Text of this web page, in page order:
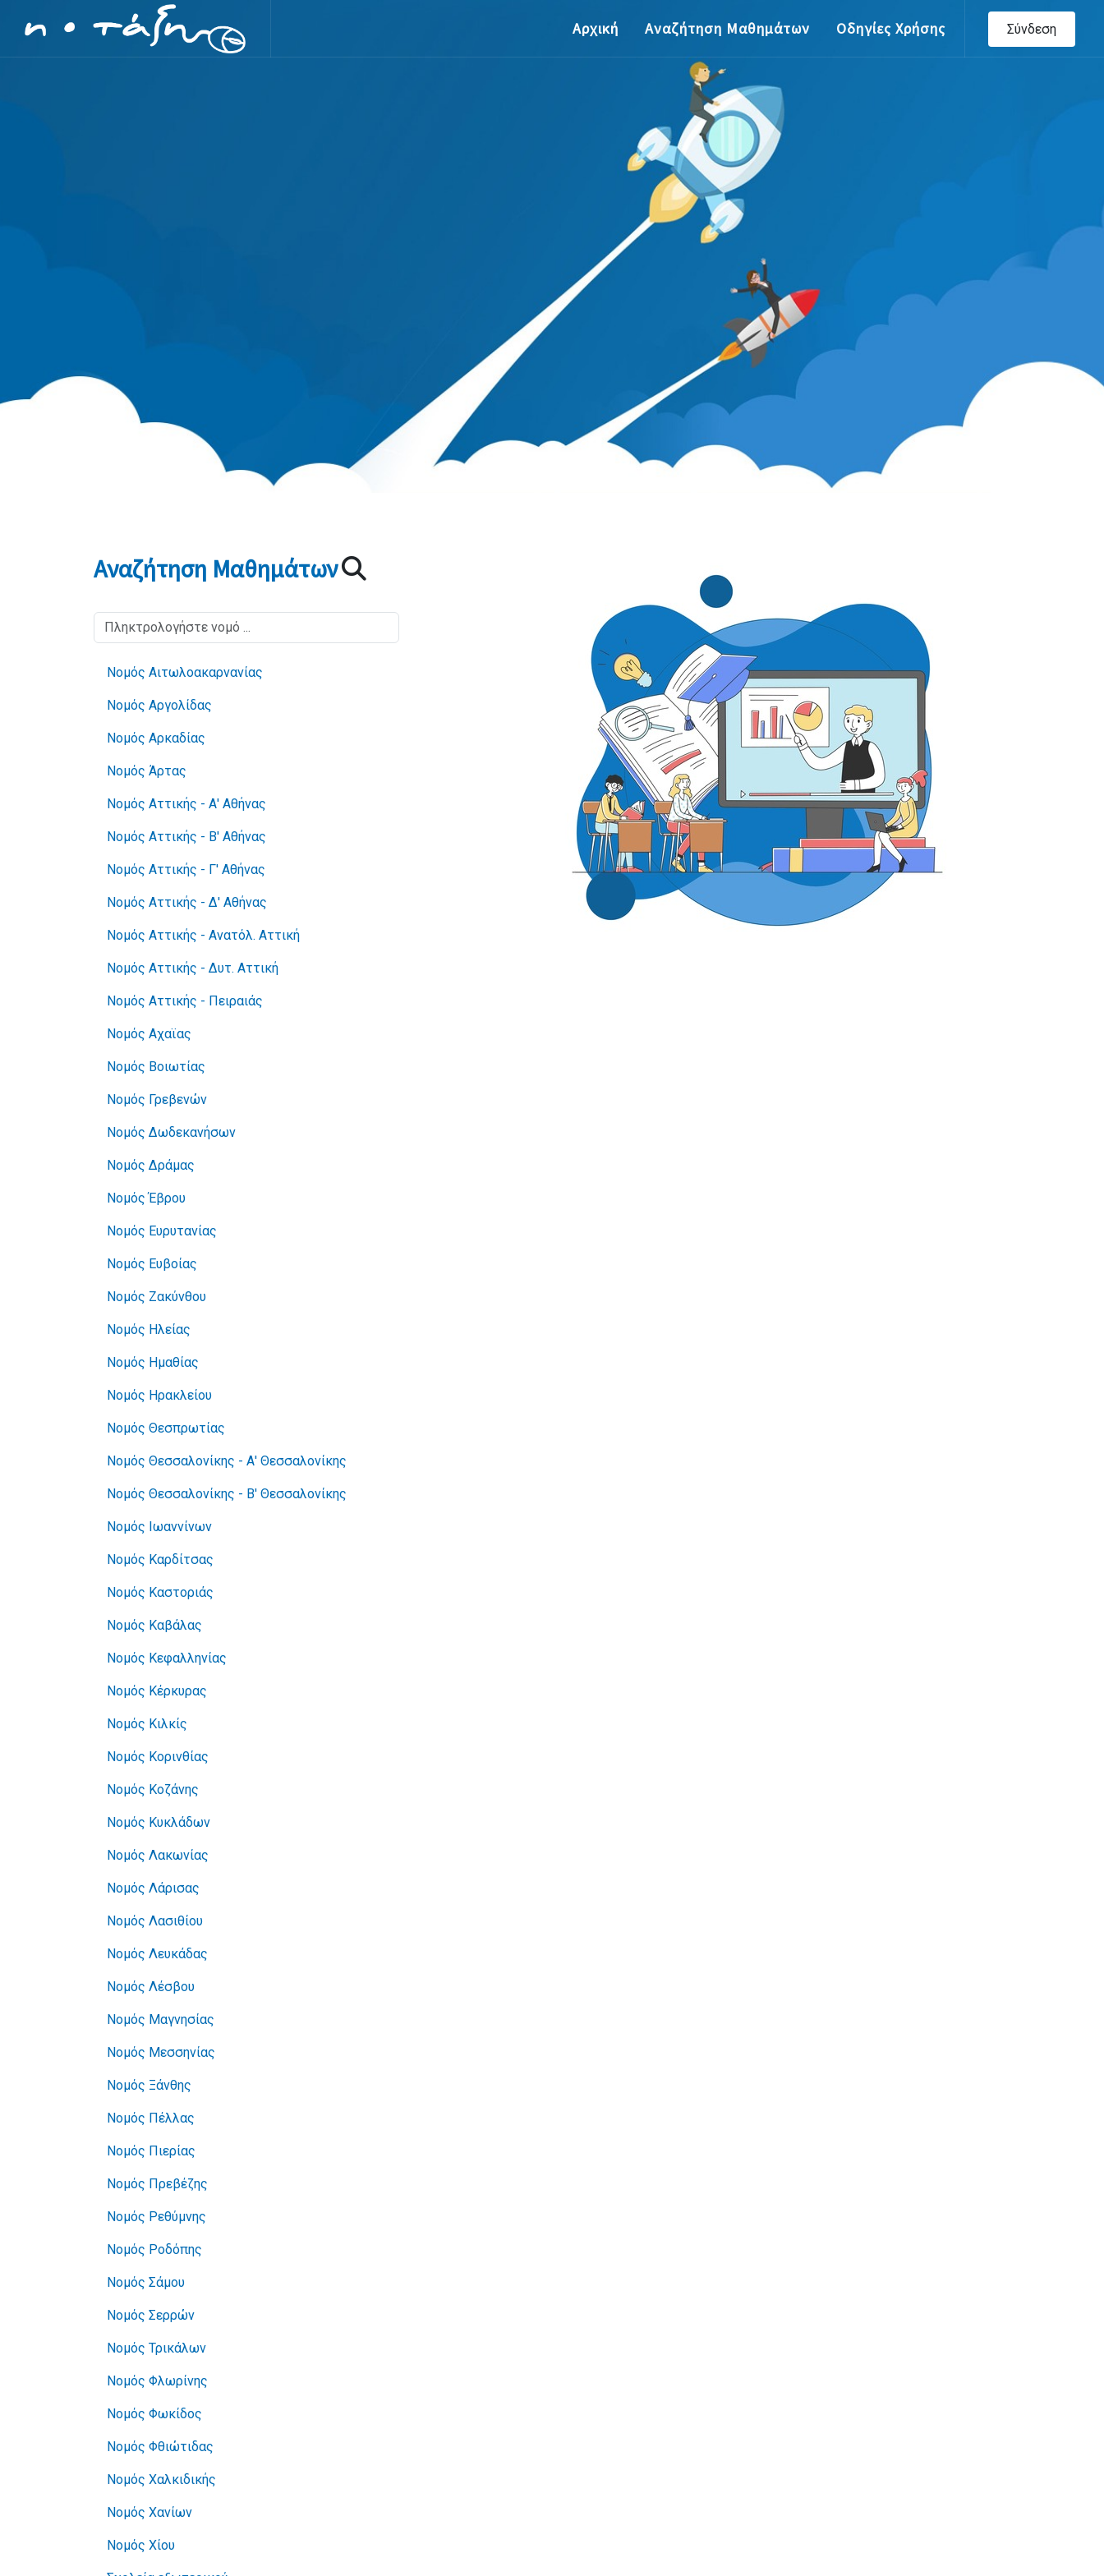
Σύνδεση
Αρχική Αναζήτηση Μαθημάτων Οδηγίες Χρήσης
Αναζήτηση Μαθημάτων
Νομός Αιτωλοακαρνανίας
Νομός Αργολίδας
Νομός Αρκαδίας
Νομός Άρτας
Νομός Αττικής - Α' Αθήνας
Νομός Αττικής - Β' Αθήνας
Νομός Αττικής - Γ' Αθήνας
Νομός Αττικής - Δ' Αθήνας
Νομός Αττικής - Ανατόλ. Αττική
Νομός Αττικής - Δυτ. Αττική
Νομός Αττικής - Πειραιάς
Νομός Αχαϊας
Νομός Βοιωτίας
Νομός Γρεβενών
Νομός Δωδεκανήσων
Νομός Δράμας
Νομός Έβρου
Νομός Ευρυτανίας
Νομός Ευβοίας
Νομός Ζακύνθου
Νομός Ηλείας
Νομός Ημαθίας
Νομός Ηρακλείου
Νομός Θεσπρωτίας
Νομός Θεσσαλονίκης - Α' Θεσσαλονίκης
Νομός Θεσσαλονίκης - Β' Θεσσαλονίκης
Νομός Ιωαννίνων
Νομός Καρδίτσας
Νομός Καστοριάς
Νομός Καβάλας
Νομός Κεφαλληνίας
Νομός Κέρκυρας
Νομός Κιλκίς
Νομός Κορινθίας
Νομός Κοζάνης
Νομός Κυκλάδων
Νομός Λακωνίας
Νομός Λάρισας
Νομός Λασιθίου
Νομός Λευκάδας
Νομός Λέσβου
Νομός Μαγνησίας
Νομός Μεσσηνίας
Νομός Ξάνθης
Νομός Πέλλας
Νομός Πιερίας
Νομός Πρεβέζης
Νομός Ρεθύμνης
Νομός Ροδόπης
Νομός Σάμου
Νομός Σερρών
Νομός Τρικάλων
Νομός Φλωρίνης
Νομός Φωκίδος
Νομός Φθιώτιδας
Νομός Χαλκιδικής
Νομός Χανίων
Νομός Χίου